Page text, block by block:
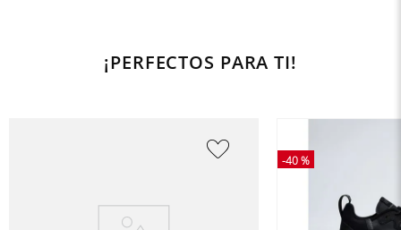
¡PERFECTOS PARA TI!
-40 %